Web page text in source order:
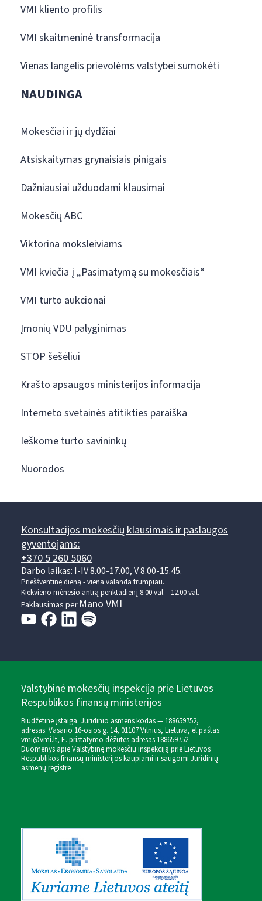
VMI kliento profilis
VMI skaitmeninė transformacija
Vienas langelis prievolėms valstybei sumokėti
NAUDINGA
Mokesčiai ir jų dydžiai
Atsiskaitymas grynaisiais pinigais
Dažniausiai užduodami klausimai
Mokesčių ABC
Viktorina moksleiviams
VMI kviečia į „Pasimatymą su mokesčiais“
VMI turto aukcionai
Įmonių VDU palyginimas
STOP šešėliui
Krašto apsaugos ministerijos informacija
Interneto svetainės atitikties paraiška
Ieškome turto savininkų
Nuorodos
Konsultacijos mokesčių klausimais ir paslaugos
gyventojams:
+370 5 260 5060
Darbo laikas: I-IV 8.00-17.00, V 8.00-15.45.
Prieššventinę dieną - viena valanda trumpiau.
Kiekvieno mėnesio antrą penktadienį 8.00 val. - 12.00 val.
Paklausimas perMano VMI
Valstybinė mokesčių inspekcija prie Lietuvos
Respublikos finansų ministerijos
Biudžetinė įstaiga. Juridinio asmens kodas — 188659752,
adresas: Vasario 16-osios g. 14, 01107 Vilnius, Lietuva, el.paštas:
vmi@vmi.lt, E. pristatymo dėžutės adresas 188659752
Duomenys apie Valstybinę mokesčių inspekciją prie Lietuvos
Respublikos finansų ministerijos kaupiami ir saugomi Juridinių
asmenų registre